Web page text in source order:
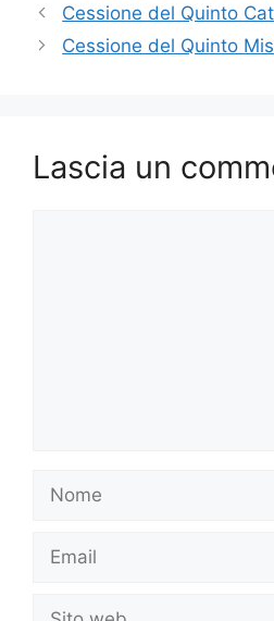
Cessione del Quinto
Cessione del Quinto
Lascia un
Nome
Email
Sito